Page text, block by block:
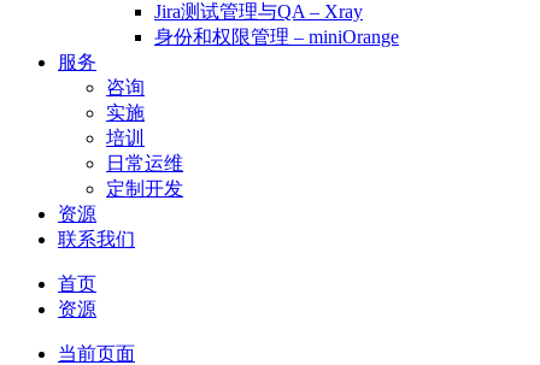
Jira测试管理与QA – Xray
身份和权限管理 – miniOrange
服务
咨询
实施
培训
日常运维
定制开发
资源
联系我们
首页
资源
当前页面